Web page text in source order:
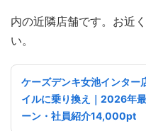
内の近隣店舗です。お近
い。
ケーズデンキ女池インター
イルに乗り換え｜2026年
ーン・社員紹介14,000pt